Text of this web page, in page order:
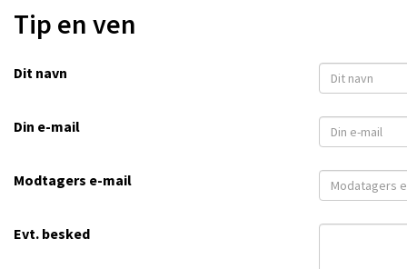
Tip en ven
Dit navn
Din e-mail
Modtagers e-mail
Evt. besked